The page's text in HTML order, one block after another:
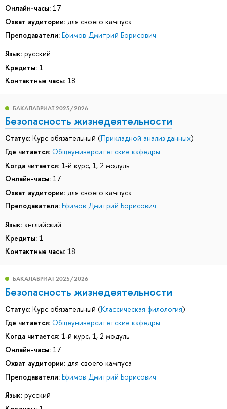
Онлайн-часы: 17
Охват аудитории: для своего кампуса
Преподаватели: Ефимов Дмитрий Борисович
Язык: русский
Кредиты: 1
Контактные часы: 18
БАКАЛАВРИАТ 2025/2026
Безопасность жизнедеятельности
Статус: Курс обязательный (Прикладной анализ данных)
Где читается: Общеуниверситетские кафедры
Когда читается: 1-й курс, 1, 2 модуль
Онлайн-часы: 17
Охват аудитории: для своего кампуса
Преподаватели: Ефимов Дмитрий Борисович
Язык: английский
Кредиты: 1
Контактные часы: 18
БАКАЛАВРИАТ 2025/2026
Безопасность жизнедеятельности
Статус: Курс обязательный (Классическая филология)
Где читается: Общеуниверситетские кафедры
Когда читается: 1-й курс, 1, 2 модуль
Онлайн-часы: 17
Охват аудитории: для своего кампуса
Преподаватели: Ефимов Дмитрий Борисович
Язык: русский